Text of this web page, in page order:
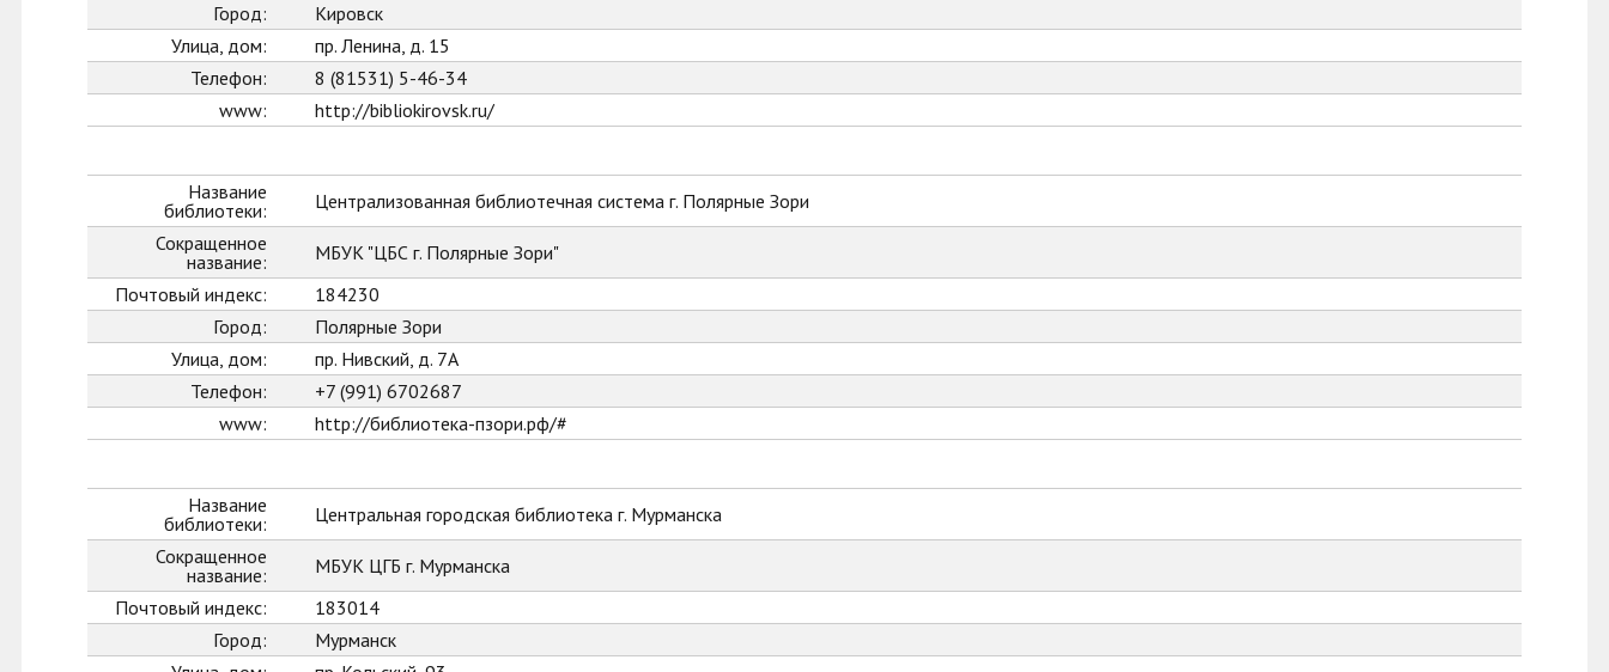
Город:
Кировск
Улица, дом:
пр. Ленина, д. 15
Телефон:
8 (81531) 5-46-34
www:
http://bibliokirovsk.ru/
Название
библиотеки:
Централизованная библиотечная система г. Полярные Зори
Сокращенное
название:
МБУК "ЦБС г. Полярные Зори"
Почтовый индекс:
184230
Город:
Полярные Зори
Улица, дом:
пр. Нивский, д. 7А
Телефон:
+7 (991) 6702687
www:
http://библиотека-пзори.рф/#
Название
библиотеки:
Центральная городская библиотека г. Мурманска
Сокращенное
название:
МБУК ЦГБ г. Мурманска
Почтовый индекс:
183014
Город:
Мурманск